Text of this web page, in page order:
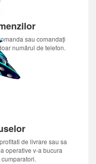
sau comandați
numărul de telefon.
de livrare sau sa
operative v-a bucura